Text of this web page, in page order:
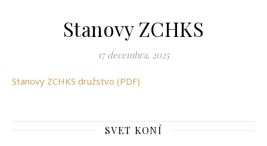
Stanovy ZCHKS
17 decembra, 2025
Stanovy ZCHKS družstvo (PDF)
SVET KONÍ